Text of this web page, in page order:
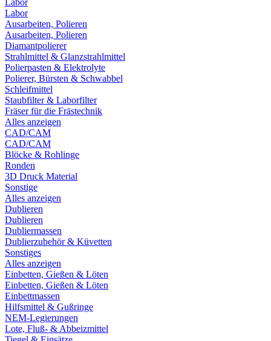
Labor
Labor
Ausarbeiten, Polieren
Ausarbeiten, Polieren
Diamantpolierer
Strahlmittel & Glanzstrahlmittel
Polierpasten & Elektrolyte
Polierer, Bürsten & Schwabbel
Schleifmittel
Staubfilter & Laborfilter
Fräser für die Frästechnik
Alles anzeigen
CAD/CAM
CAD/CAM
Blöcke & Rohlinge
Ronden
3D Druck Material
Sonstige
Alles anzeigen
Dublieren
Dublieren
Dubliermassen
Dublierzubehör & Küvetten
Sonstiges
Alles anzeigen
Einbetten, Gießen & Löten
Einbetten, Gießen & Löten
Einbettmassen
Hilfsmittel & Gußringe
NEM-Legierungen
Lote, Fluß- & Abbeizmittel